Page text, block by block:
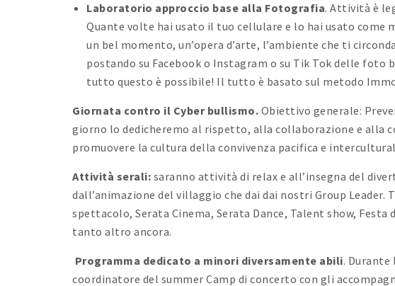
Laboratorio approccio base alla Fotografia. Attività è
Quante volte hai usato il tuo cellulare e lo hai usato
un bel momento, un’opera d’arte, l’ambiente che ti
postando su Facebook o Instagram o su Tik Tok delle foto
tutto questo è possibile! Il tutto è basato sul metodo
Giornata contro il Cyber bullismo. Obiettivo generale:
giorno lo dedicheremo al rispetto, alla collaborazione e alla
promuovere la cultura della convivenza pacifica e
Attività serali: saranno attività di relax e all’insegna del
dall’animazione del villaggio che dai dai nostri Group Leader.
spettacolo, Serata Cinema, Serata Dance, Talent show,
tanto altro ancora.
Programma dedicato a minori diversamente abili. Durante
coordinatore del summer Camp di concerto con gli